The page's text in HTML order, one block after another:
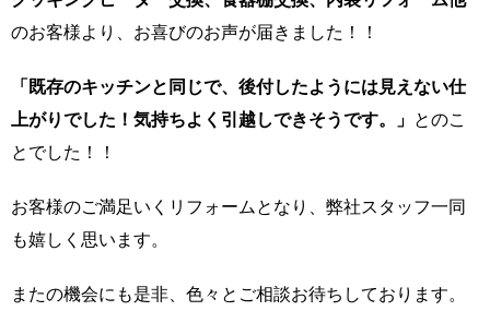
のお客様より、お喜びのお声が届きました！！
「既存のキッチンと同じで、後付したようには見えない仕
上がりでした！気持ちよく引越しできそうです。」 とのこ
とでした！！
お客様のご満足いくリフォームとなり、弊社スタッフ一同
も嬉しく思います。
またの機会にも是非、色々とご相談お待ちしております。